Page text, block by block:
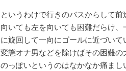
というわけで行きのバスからして
向いても左を向いても困難だらけ
に旋回して一向にゴールに近づい
変態オナ男などを除けばその困難
のっぽいというのはなかなか痛ま